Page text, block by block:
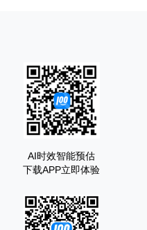
AI时效智能预估
下载APP立即体验